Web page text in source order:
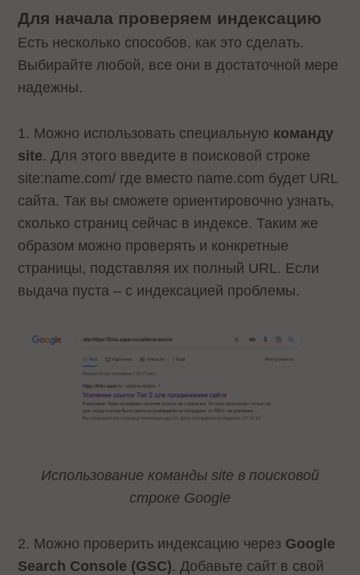
Для начала проверяем индексацию
Есть несколько способов, как это сделать.
Выбирайте любой, все они в достаточной мере
надежны.
1. Можно использовать специальную команду
site. Для этого введите в поисковой строке
site:name.com/ где вместо name.com будет URL
сайта. Так вы сможете ориентировочно узнать,
сколько страниц сейчас в индексе. Таким же
образом можно проверять и конкретные
страницы, подставляя их полный URL. Если
выдача пуста – с индексацией проблемы.
Использование команды site в поисковой
строке Google
2. Можно проверить индексацию через Google
Search Console (GSC). Добавьте сайт в свой